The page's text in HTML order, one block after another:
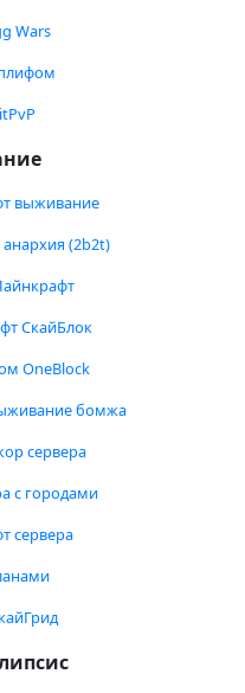
Wars
выживание
(2b2t)
СкайБлок
OneBlock
бомжа
сервера
с городами
сервера